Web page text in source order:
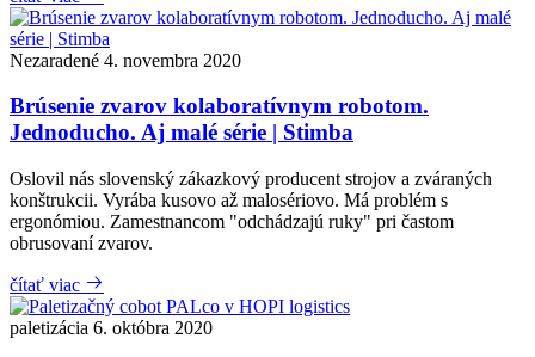
Nezaradené 4. novembra 2020
Brúsenie zvarov kolaboratívnym robotom.
Jednoducho. Aj malé série | Stimba
Oslovil nás slovenský zákazkový producent strojov a zváraných
konštrukcii. Vyrába kusovo až malosériovo. Má problém s
ergonómiou. Zamestnancom "odchádzajú ruky" pri častom
obrusovaní zvarov.
čítať viac
paletizácia 6. októbra 2020